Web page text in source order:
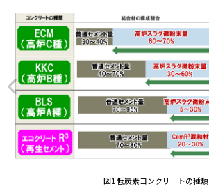
図1 低炭素コンクリートの種類